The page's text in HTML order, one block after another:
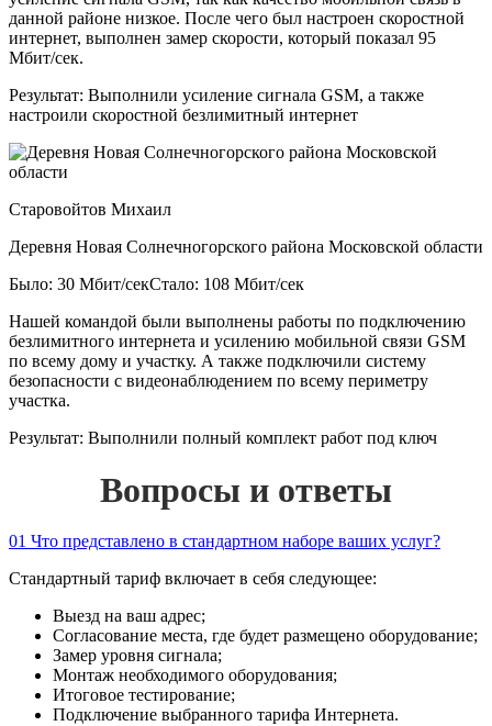
данной районе низкое. После чего был настроен скоростной
интернет, выполнен замер скорости, который показал 95
Мбит/сек.
Результат: Выполнили усиление сигнала GSM, а также
настроили скоростной безлимитный интернет
Старовойтов Михаил
Деревня Новая Солнечногорского района Московской области
Было: 30 Мбит/секСтало: 108 Мбит/сек
Нашей командой были выполнены работы по подключению
безлимитного интернета и усилению мобильной связи GSM
по всему дому и участку. А также подключили систему
безопасности с видеонаблюдением по всему периметру
участка.
Результат: Выполнили полный комплект работ под ключ
Вопросы и ответы
01 Что представлено в стандартном наборе ваших услуг?
Стандартный тариф включает в себя следующее:
Выезд на ваш адрес;
Согласование места, где будет размещено оборудование;
Замер уровня сигнала;
Монтаж необходимого оборудования;
Итоговое тестирование;
Подключение выбранного тарифа Интернета.